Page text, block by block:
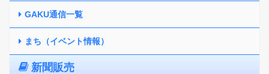
GAKU通信一覧
まち（イベント情報）
新聞販売